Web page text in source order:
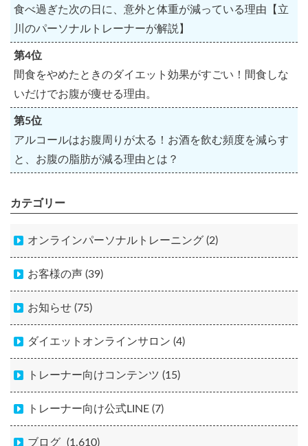
食べ過ぎた次の日に、意外と体重が減っている理由【立
川のパーソナルトレーナーが解説】
第4位
間食をやめたときのダイエット効果がすごい！間食しな
いだけでお腹が痩せる理由。
第5位
アルコールはお腹周りが太る！お酒を飲む頻度を減らす
と、お腹の脂肪が減る理由とは？
カテゴリー
オンラインパーソナルトレーニング (2)
お客様の声 (39)
お知らせ (75)
ダイエットオンラインサロン (4)
トレーナー向けコンテンツ (15)
トレーナー向け公式LINE (7)
ブログ (1,610)